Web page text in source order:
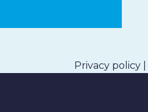
Privacy policy